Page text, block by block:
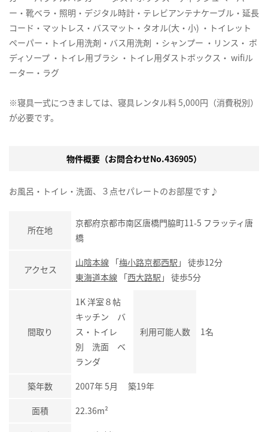
ー・靴ベラ・照明・デジタル時計・テレビアンテナケーブル・延長
コード・マットレス・バスマット・タオル(大・小) ・トイレット
ペーパー・トイレ用洗剤・バス用洗剤 ・シャンプー ・リンス・ ボ
ディソープ ・トイレ用ブラシ ・トイレ用ダストボックス・ wifiル
ーター・ラグ
※寝具一式につきましては、寝具レンタル料 5,000円（消費税別）
が必要です。
物件概要（お問合わせNo.436905）
お風呂・トイレ・洗面、３点セパレートのお部屋です♪
所在地
京都府京都市南区唐橋門脇町11-5 フラッティ唐
橋
アクセス
山陰本線 「梅小路京都西駅 」 徒歩12分
東海道本線 「西大路駅 」 徒歩5分
間取り
1K 洋室８帖
キッチン バ
ス・トイレ
別 洗面 ベ
ランダ
利用可能人数 1名
築年数 2007年 5月 築19年
面積 22.36m²